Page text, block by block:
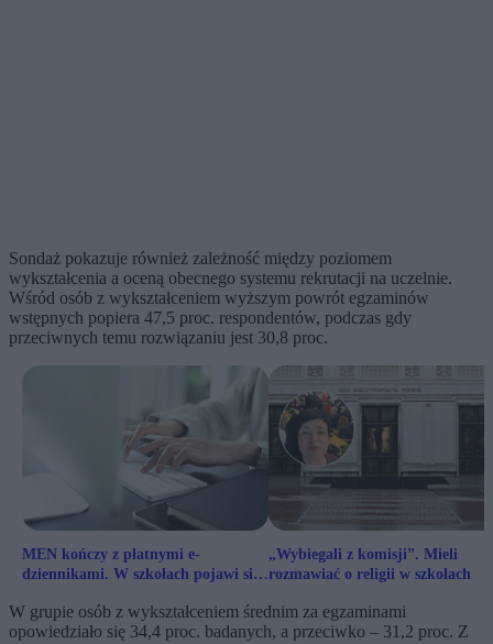
Sondaż pokazuje również zależność między poziomem
wykształcenia a oceną obecnego systemu rekrutacji na uczelnie.
Wśród osób z wykształceniem wyższym powrót egzaminów
wstępnych popiera 47,5 proc. respondentów, podczas gdy
przeciwnych temu rozwiązaniu jest 30,8 proc.
MEN kończy z płatnymi e-
dziennikami. W szkołach pojawi się
„Wybiegali z komisji”. Mieli
rozmawiać o religii w szkołach
W grupie osób z wykształceniem średnim za egzaminami
opowiedziało się 34,4 proc. badanych, a przeciwko – 31,2 proc. Z